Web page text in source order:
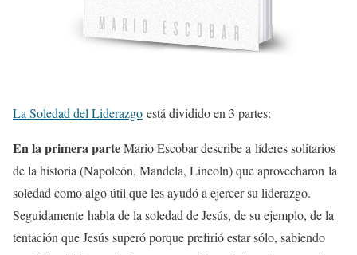
La Soledad del Liderazgo está dividido en 3 partes:
En la primera parteMario Escobar describe a líderes solitarios
de la historia (Napoleón, Mandela, Lincoln) que aprovecharon la
soledad como algo útil que les ayudó a ejercer su liderazgo.
Seguidamente habla de la soledad de Jesús, de su ejemplo, de la
tentación que Jesús superó porque prefirió estar sólo, sabiendo